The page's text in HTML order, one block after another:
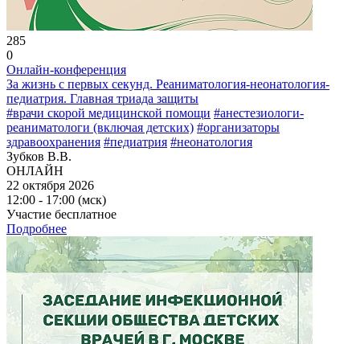
285
0
Онлайн-конференция
За жизнь с первых секунд. Реаниматология-неонатология-
педиатрия. Главная триада защиты
#врачи скорой медицинской помощи #анестезиологи-
реаниматологи (включая детских) #организаторы
здравоохранения #педиатрия #неонатология
Зубков В.В.
ОНЛАЙН
22 октября 2026
12:00 - 17:00 (мск)
Участие бесплатное
Подробнее